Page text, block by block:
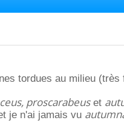
tordues au milieu (très
proscarabeuset
je n'ai jamais vu